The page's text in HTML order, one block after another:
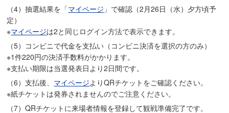
（4）抽選結果を「マイページ 」で確認（2月26日（水）夕方頃予
定）
※マイページは2と同じログイン方法で表示できます。
（5）コンビニで代金を支払い（コンビニ決済を選択の方のみ）
※1件220円の決済手数料がかかります。
※支払い期限は当選発表日より2日間です。
（6）支払後、 マイページよりQRチケットをご確認ください。
※紙チケットは発券されませんのでご注意ください。
（7）QRチケットに来場者情報を登録して観戦準備完了です。